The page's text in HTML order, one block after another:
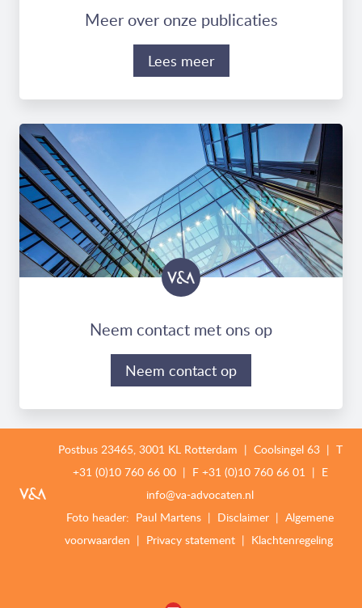
Meer over onze publicaties
Lees meer
Neem contact met ons op
Neem contact op
Postbus 23465, 3001 KL Rotterdam | Coolsingel 63 | T
+31 (0)10 760 66 00| F +31 (0)10 760 66 01 | E
info@va-advocaten.nl
Foto header: Paul Martens | Disclaimer |Algemene
voorwaarden | Privacy statement| Klachtenregeling